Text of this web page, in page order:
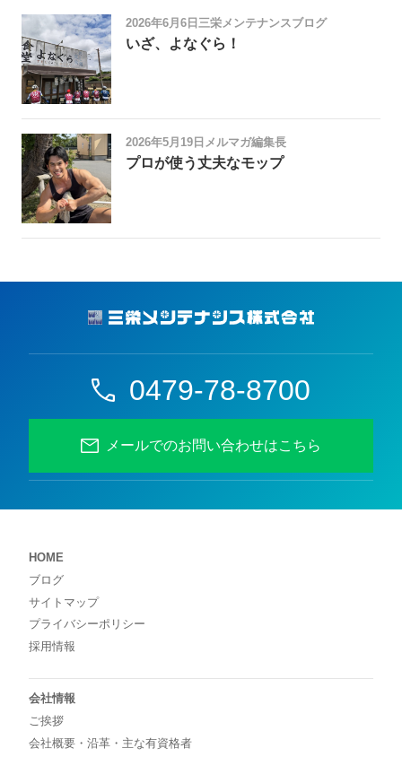
2026年6月6日 三栄メンテナンスブログ
いざ、よなぐら！
2026年5月19日 メルマガ編集長
プロが使う丈夫なモップ
0479-78-8700
メールでのお問い合わせはこちら
HOME
ブログ
サイトマップ
プライバシーポリシー
採用情報
会社情報
ご挨拶
会社概要・沿革・主な有資格者